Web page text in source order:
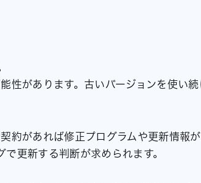
性があります。古いバージョンを使い
約があれば修正プログラムや更新情報
更新する判断が求められます。